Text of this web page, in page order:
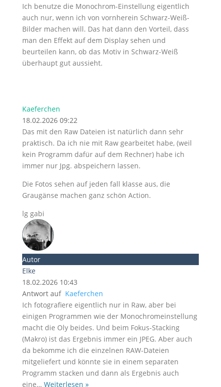
Ich benutze die Monochrom-Einstellung eigentlich
auch nur, wenn ich von vornherein Schwarz-Weiß-
Bilder machen will. Das hat dann den Vorteil, dass
man den Effekt auf dem Display sehen und
beurteilen kann, ob das Motiv in Schwarz-Weiß
überhaupt gut aussieht.
Kaeferchen
18.02.2026 09:22
Das mit den Raw Dateien ist natürlich dann sehr
praktisch. Da ich nie mit Raw gearbeitet habe, (weil
kein Programm dafür auf dem Rechner) habe ich
immer nur Jpg. abspeichern lassen.
Die Fotos sehen auf jeden fall klasse aus, die
Graugänse machen ganz schön Action.
lg gabi
Autor
Elke
18.02.2026 10:43
Antwort auf Kaeferchen
Ich fotografiere eigentlich nur in Raw, aber bei
einigen Programmen wie der Monochromeinstellung
macht die Oly beides. Und beim Fokus-Stacking
(Makro) ist das Ergebnis immer ein JPEG. Aber auch
da bekomme ich die einzelnen RAW-Dateien
mitgeliefert und könnte sie in einem separaten
Programm stacken und dann als Ergebnis auch
eine… Weiterlesen »